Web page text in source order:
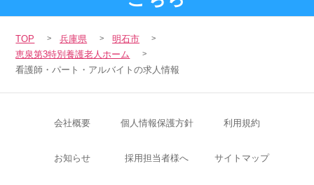
TOP 兵庫県
明石市
恵泉第3特別養護老人ホーム
看護師・パート・アルバイトの求人情報
会社概要 個人情報保護方針 利用規約
お知らせ 採用担当者様へ サイトマップ